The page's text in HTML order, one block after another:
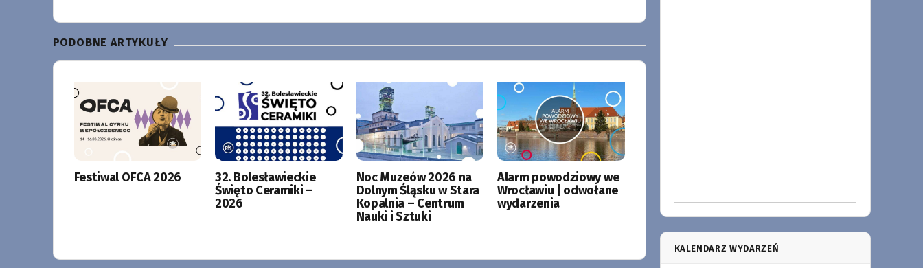
PODOBNE ARTYKUŁY
Festiwal OFCA 2026
32. Bolesławieckie
Święto Ceramiki –
2026
Noc Muzeów 2026 na
Dolnym Śląsku w Stara
Kopalnia – Centrum
Nauki i Sztuki
Alarm powodziowy we
Wrocławiu | odwołane
wydarzenia
KALENDARZ WYDARZEŃ